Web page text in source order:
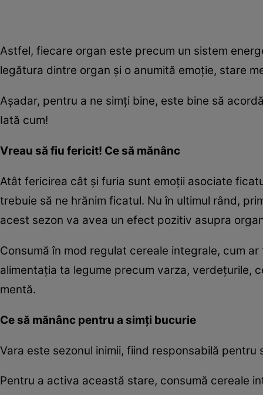
Astfel, fiecare organ este precum un sistem
legătura dintre organ şi o anumită emoţie, stare
Aşadar, pentru a ne simţi bine, este bine să
Iată cum!
Vreau să fiu fericit! Ce să mănânc
Atât fericirea cât şi furia sunt emoţii asociate
trebuie să ne hrănim ficatul. Nu în ultimul rând,
acest sezon va avea un efect pozitiv asupra
Consumă în mod regulat cereale integrale, cum
alimentaţia ta legume precum varza, verdeţurile,
mentă.
Ce să mănânc pentru a simţi bucurie
Vara este sezonul inimii, fiind responsabilă
Pentru a activa această stare, consumă cereale